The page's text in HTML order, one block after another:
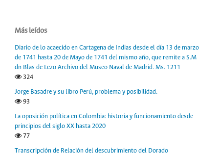
Más leídos
Diario de lo acaecido en Cartagena de Indias desde el día 13 de marzo
de 1741 hasta 20 de Mayo de 1741 del mismo año, que remite a S.M
dn Blas de Lezo Archivo del Museo Naval de Madrid. Ms. 1211
324
Jorge Basadre y su libro Perú, problema y posibilidad.
93
La oposición política en Colombia: historia y funcionamiento desde
principios del siglo XX hasta 2020
77
Transcripción de Relación del descubrimiento del Dorado